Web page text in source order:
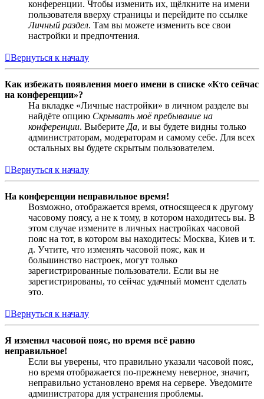
конференции. Чтобы изменить их, щёлкните на имени
пользователя вверху страницы и перейдите по ссылке
Личный раздел. Там вы можете изменить все свои
настройки и предпочтения.
Вернуться к началу
Как избежать появления моего имени в списке «Кто сейчас
на конференции»?
На вкладке «Личные настройки» в личном разделе вы
найдёте опцию Скрывать моё пребывание на
конференции. Выберите Да, и вы будете видны только
администраторам, модераторам и самому себе. Для всех
остальных вы будете скрытым пользователем.
Вернуться к началу
На конференции неправильное время!
Возможно, отображается время, относящееся к другому
часовому поясу, а не к тому, в котором находитесь вы. В
этом случае измените в личных настройках часовой
пояс на тот, в котором вы находитесь: Москва, Киев и т.
д. Учтите, что изменять часовой пояс, как и
большинство настроек, могут только
зарегистрированные пользователи. Если вы не
зарегистрированы, то сейчас удачный момент сделать
это.
Вернуться к началу
Я изменил часовой пояс, но время всё равно
неправильное!
Если вы уверены, что правильно указали часовой пояс,
но время отображается по-прежнему неверное, значит,
неправильно установлено время на сервере. Уведомите
администратора для устранения проблемы.